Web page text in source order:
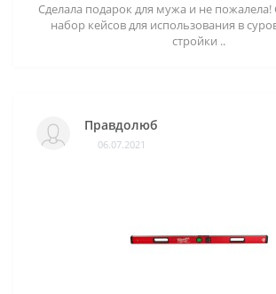
Сделала подарок для мужа и не
набор кейсов для использования в
стройки ..
Правдолюб
06.07.2021